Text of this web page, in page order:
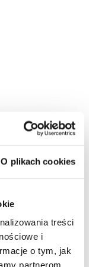
O plikach cookies
treści
i
o tym, jak
partnerom